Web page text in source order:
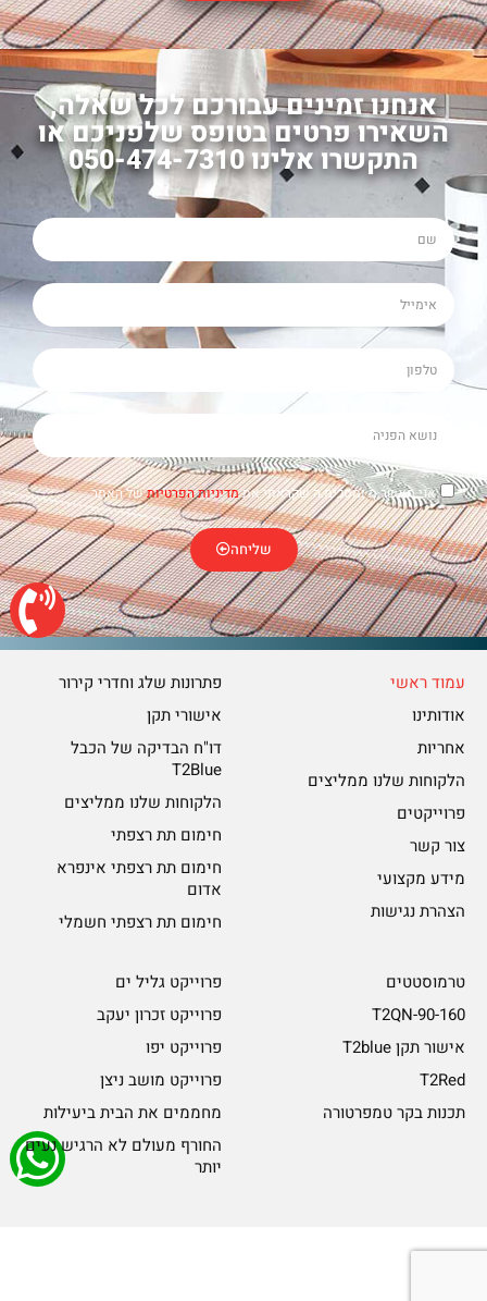
אנחנו זמינים עבורכם לכל שאלה,
השאירו פרטים בטופס שלפניכם או
התקשרו אלינו 050-474-7310
אני מאשר.ת ומסכימ.ה שקראתי אתמדיניות הפרטיותשל האתר
שליחה
sami.krispin@gmail.com
עמוד ראשי
אודותינו
אחריות
הלקוחות שלנו ממליצים
פרוייקטים
צור קשר
מידע מקצועי
הצהרת נגישות
פתרונות שלג וחדרי קירור
אישורי תקן
דו"ח הבדיקה של הכבל
T2Blue
הלקוחות שלנו ממליצים
חימום תת רצפתי
חימום תת רצפתי אינפרא
אדום
חימום תת רצפתי חשמלי
טרמוסטטים
T2QN-90-160
אישור תקן T2blue
T2Red
תכנות בקר טמפרטורה
פרוייקט גליל ים
פרוייקט זכרון יעקב
פרוייקט יפו
פרוייקט מושב ניצן
מחממים את הבית ביעילות
החורף מעולם לא הרגיש נעים
יותר